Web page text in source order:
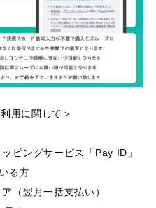
用に関して＞
ピングサービス「Pay ID」
る方
（翌月一括支払い）